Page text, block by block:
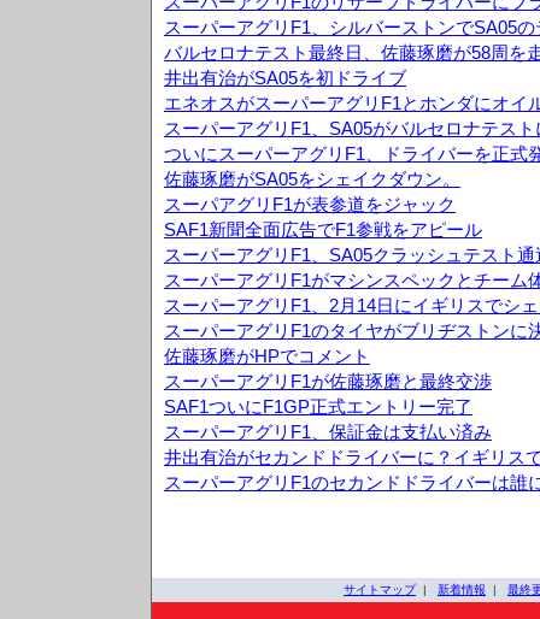
スーパーアグリF1、シルバーストンでSA05の
バルセロナテスト最終日、佐藤琢磨が58周を
井出有治がSA05を初ドライブ
エネオスがスーパーアグリF1とホンダにオイ
スーパーアグリF1、SA05がバルセロナテスト
ついにスーパーアグリF1、ドライバーを正式
佐藤琢磨がSA05をシェイクダウン。
スーパアグリF1が表参道をジャック
SAF1新聞全面広告でF1参戦をアピール
スーパーアグリF1、SA05クラッシュテスト通
スーパーアグリF1がマシンスペックとチーム
スーパーアグリF1、2月14日にイギリスでシ
スーパーアグリF1のタイヤがブリヂストンに
佐藤琢磨がHPでコメント
スーパーアグリF1が佐藤琢磨と最終交渉
SAF1ついにF1GP正式エントリー完了
スーパーアグリF1、保証金は支払い済み
井出有治がセカンドドライバーに？イギリス
スーパーアグリF1のセカンドドライバーは誰
サイトマップ| 新着情報 | 最終